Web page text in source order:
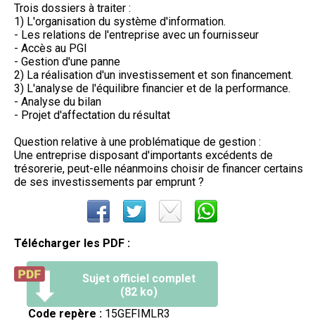
Trois dossiers à traiter :
1) L'organisation du système d'information.
- Les relations de l'entreprise avec un fournisseur
- Accès au PGI
- Gestion d'une panne
2) La réalisation d'un investissement et son financement.
3) L'analyse de l'équilibre financier et de la performance.
- Analyse du bilan
- Projet d'affectation du résultat
Question relative à une problématique de gestion :
Une entreprise disposant d'importants excédents de
trésorerie, peut-elle néanmoins choisir de financer certains
de ses investissements par emprunt ?
Télécharger les PDF :
Sujet officiel complet
(82 ko)
Code repère : 15GEFIMLR3